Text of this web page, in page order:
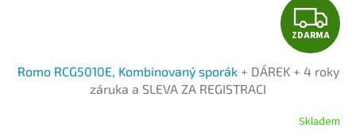
Z
D
A
R
ZDARMA
Romo RCG5010E, Kombinovaný sporák + DÁREK + 4 roky
záruka a SLEVA ZA REGISTRACI
Skladem